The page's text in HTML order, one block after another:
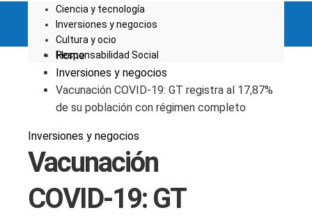
Ciencia y tecnología
Inversiones y negocios
Cultura y ocio
Responsabilidad Social
Home
Inversiones y negocios
Vacunación COVID-19: GT registra al 17,87%
de su población con régimen completo
Inversiones y negocios
Vacunación
COVID-19: GT